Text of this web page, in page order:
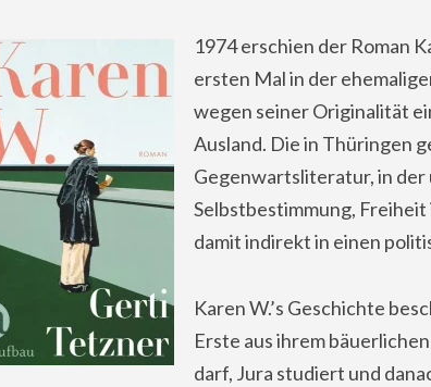
1974 erschien der Roman
ersten Mal in der
wegen seiner Originalität
Ausland. Die in Thüringen
Gegenwartsliteratur, in der
Selbstbestimmung,
damit indirekt in einen
Karen W.’s Geschichte
Erste aus ihrem
darf, Jura studiert und